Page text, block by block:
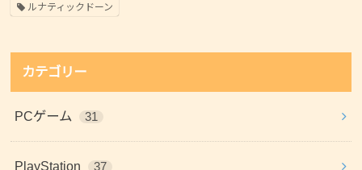
ルナティックドーン
カテゴリー
PCゲーム 31
PlayStation 37